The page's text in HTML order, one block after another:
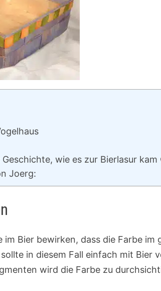
wie es zur Bierlasur kam
Joerg:
im Bier bewirken, dass die Farbe
in diesem Fall einfach mit Bier
wird die Farbe zu